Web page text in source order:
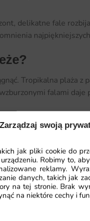
Zarządzaj swoją
jak pliki cookie do
Robimy to,
reklamy.
danych, takich jak
na tej stronie. Brak
na niektóre cechy i
delikatne fale
Tropikalna plaża
falami